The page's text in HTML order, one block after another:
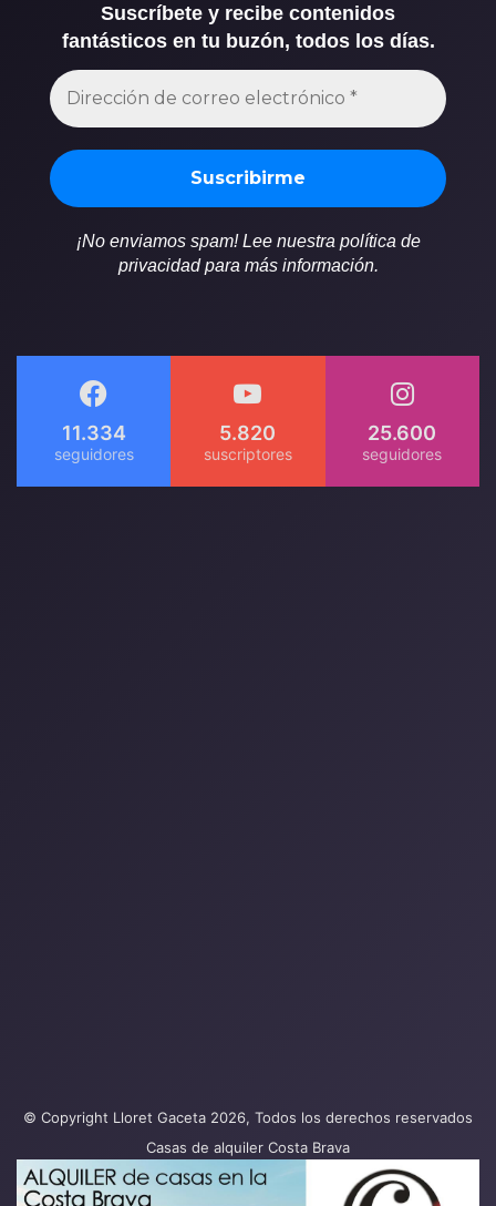
Suscríbete y recibe contenidos
fantásticos en tu buzón, todos los días.
¡No enviamos spam! Lee nuestra política de
privacidad para más información.
11.334 5.820 25.600
© Copyright Lloret Gaceta 2026, Todos los derechos reservados
Casas de alquiler Costa Brava